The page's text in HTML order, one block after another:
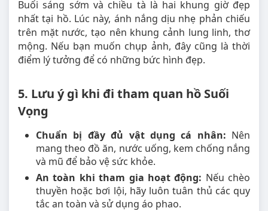
Buổi sáng sớm và chiều tà là hai khung giờ đẹp
nhất tại hồ. Lúc này, ánh nắng dịu nhẹ phản chiếu
trên mặt nước, tạo nên khung cảnh lung linh, thơ
mộng. Nếu bạn muốn chụp ảnh, đây cũng là thời
điểm lý tưởng để có những bức hình đẹp.
5. Lưu ý gì khi đi tham quan hồ Suối
Vọng
Chuẩn bị đầy đủ vật dụng cá nhân: Nên
mang theo đồ ăn, nước uống, kem chống nắng
và mũ để bảo vệ sức khỏe.
An toàn khi tham gia hoạt động: Nếu chèo
thuyền hoặc bơi lội, hãy luôn tuân thủ các quy
tắc an toàn và sử dụng áo phao.